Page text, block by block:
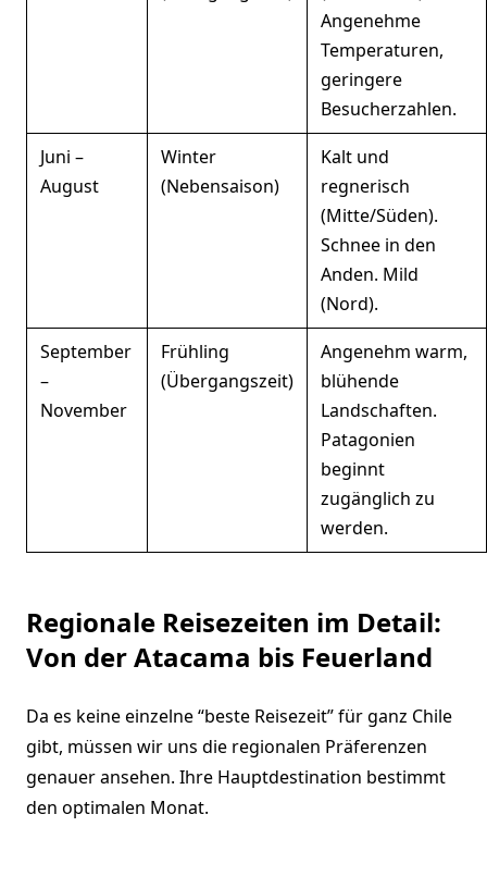
Angenehme
Temperaturen,
geringere
Besucherzahlen.
Juni –
August
Winter
(Nebensaison)
Kalt und
regnerisch
(Mitte/Süden).
Schnee in den
Anden. Mild
(Nord).
September
–
November
Frühling
(Übergangszeit)
Angenehm warm,
blühende
Landschaften.
Patagonien
beginnt
zugänglich zu
werden.
Regionale Reisezeiten im Detail:
Von der Atacama bis Feuerland
Da es keine einzelne “beste Reisezeit” für ganz Chile
gibt, müssen wir uns die regionalen Präferenzen
genauer ansehen. Ihre Hauptdestination bestimmt
den optimalen Monat.